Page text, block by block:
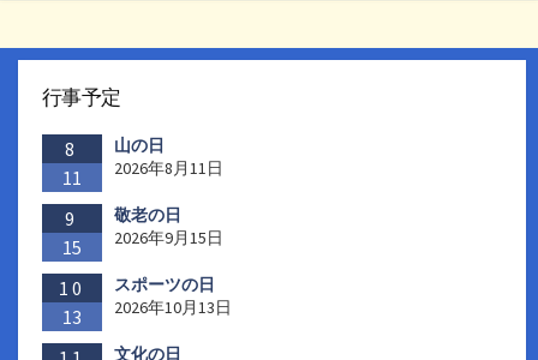
ー
行事予定
8
11
山の日
2026年8月11日
9
15
敬老の日
2026年9月15日
10
13
スポーツの日
2026年10月13日
文化の日